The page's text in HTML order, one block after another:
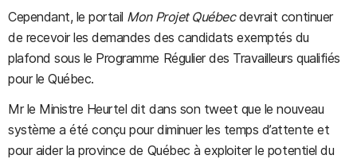
Cependant, le portail Mon Projet Québecdevrait continuer
de recevoir les demandes des candidats exemptés du
plafond sous le Programme Régulier des Travailleurs qualifiés
pour le Québec.
Mr le Ministre Heurtel dit dans son tweet que le nouveau
système a été conçu pour diminuer les temps d’attente et
pour aider la province de Québec à exploiter le potentiel du